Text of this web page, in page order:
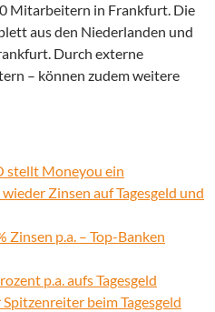
Mitarbeitern in Frankfurt. Die
aus den Niederlanden und
Durch externe
– können zudem weitere
stellt Moneyou ein
Zinsen auf Tagesgeld und
Zinsen p.a. – Top-Banken
p.a. aufs Tagesgeld
beim Tagesgeld